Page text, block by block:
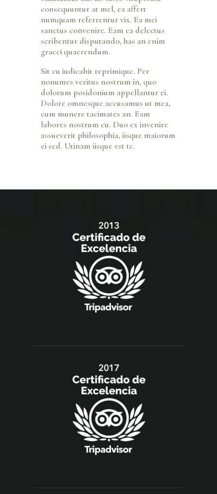
consequuntur at mel, ea affert
numquam referrentur vix. Ea mei
sanctus convenire. Eam ea delectus
scribentur disputando, has an enim
graeci quaerendum.
Sit cu iudicabit reprimique. Per
nonumes veritus nostrum in, quo
dolorum posidonium appellantur ei.
Dolore omnesque accusamus ut mea,
cum munere tacimates an. Eam
labores nostrum cu. Duo ex invenire
assueverit philosophia, iisque maiorum
ei sed. Utinam iisque est te.